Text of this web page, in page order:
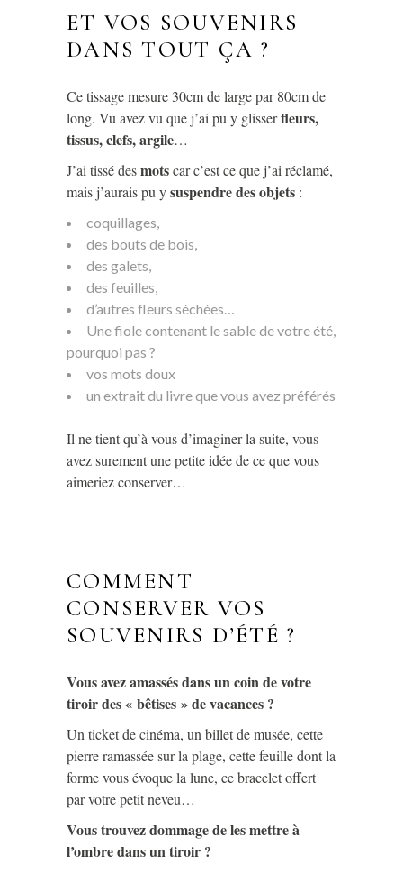
ET VOS SOUVENIRS
DANS TOUT ÇA ?
Ce tissage mesure 30cm de large par 80cm de
long. Vu avez vu que j’ai pu y glisserfleurs,
tissus, clefs, argile…
J’ai tissé desmotscar c’est ce que j’ai réclamé,
mais j’aurais pu ysuspendre des objets :
coquillages,
des bouts de bois,
des galets,
des feuilles,
d’autres fleurs séchées…
Une fiole contenant le sable de votre été,
pourquoi pas ?
vos mots doux
un extrait du livre que vous avez préférés
Il ne tient qu’à vous d’imaginer la suite, vous
avez surement une petite idée de ce que vous
aimeriez conserver…
COMMENT
CONSERVER VOS
SOUVENIRS D’ÉTÉ ?
Vous avez amassés dans un coin de votre
tiroir des « bêtises » de vacances ?
Un ticket de cinéma, un billet de musée, cette
pierre ramassée sur la plage, cette feuille dont la
forme vous évoque la lune, ce bracelet offert
par votre petit neveu…
Vous trouvez dommage de les mettre à
l’ombre dans un tiroir ?